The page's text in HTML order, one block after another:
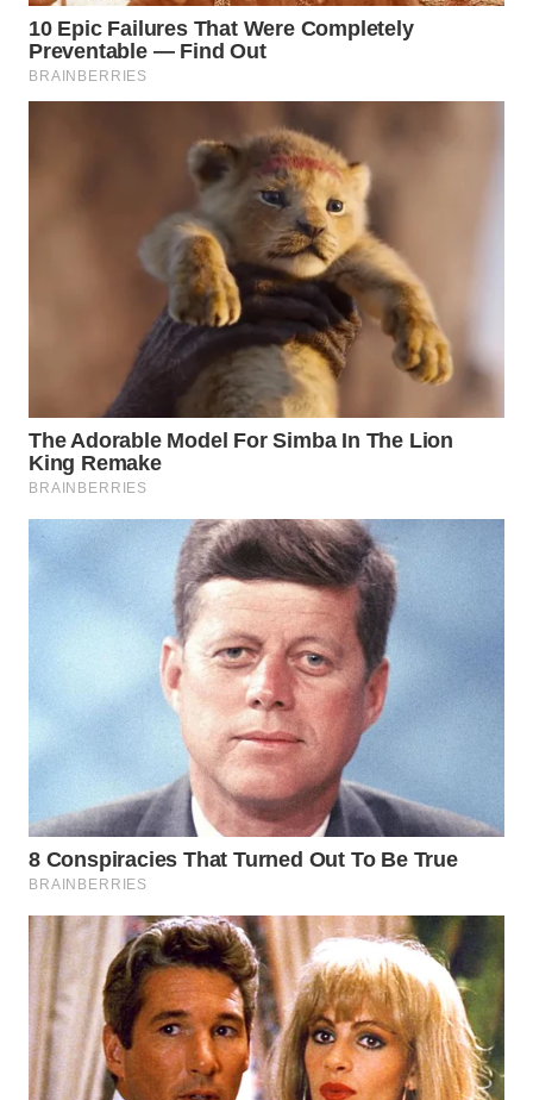
WN
SULUT
WN
TOBA
WN
WN
LANGKAT
SELATAN
TANJUNG
LESUNG
WN
KARO
WN
SIMALUNGUN
WN
LABUHANBATU